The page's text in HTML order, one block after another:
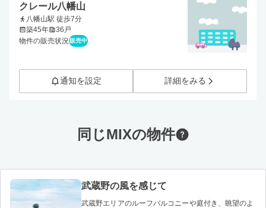
クレール八幡山
八幡山駅 徒歩7分
築45年
36戸
物件の販売状況 販売中
通知を設定 詳細をみる
同じMIXの物件
武蔵野の風を感じて
武蔵野エリアのルーフバルコニーや庭付き、眺望のよ